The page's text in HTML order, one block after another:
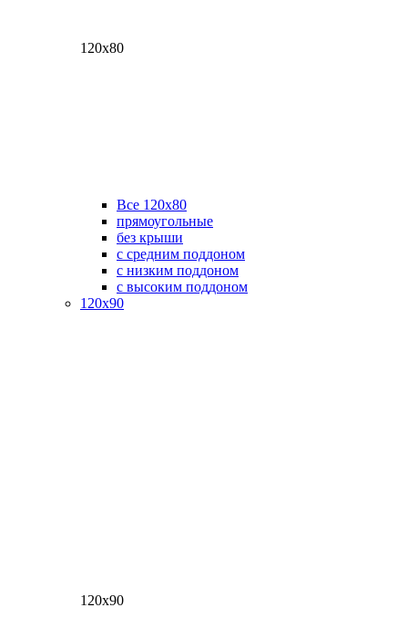
120х80
Все 120х80
прямоугольные
без крыши
с средним поддоном
с низким поддоном
с высоким поддоном
120х90
120х90